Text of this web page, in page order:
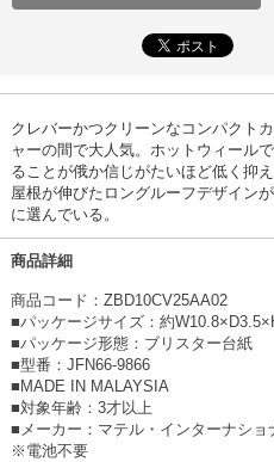
クレバーかつクリーンなコンパクト
ャーの間で大人気。ホットウィール
ることが俄か信じがたいほど低く抑
屋根が伸びたロングルーフデザイン
に選んでいる。
商品詳細
商品コード：ZBD10CV25AA02
■パッケージサイズ：約
■パッケージ形態：ブリスター台紙
■型番：JFN66-9866
■MADE IN MALAYSIA
■対象年齢：3才以上
■メーカー：マテル・インターナショ
※電池不要